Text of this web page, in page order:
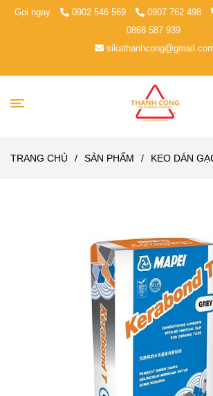
Gọi ngay 0902 546 569 0907 762 498
0868 587 939
TRANG CHỦ / SẢN PHẨM / KEO DÁN